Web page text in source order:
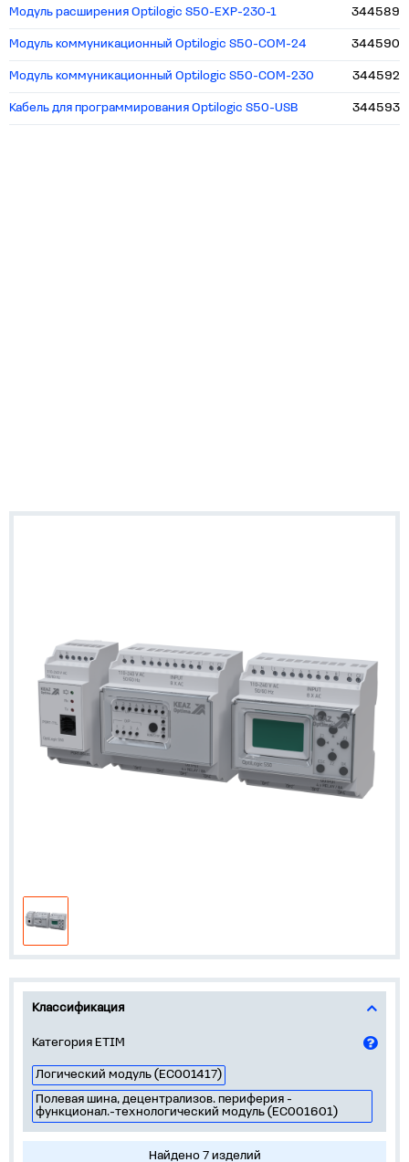
Классификация
Категория ETIM
Логический модуль (EC001417)
Полевая шина, децентрализов. периферия -
функционал.-технологический модуль (EC001601)
Найдено 7 изделий
Модуль расширения Optilogic S50-EXP-230-1 344589
Модуль коммуникационный Optilogic S50-COM-24 344590
Модуль коммуникационный Optilogic S50-COM-230 344592
Кабель для программирования Optilogic S50-USB 344593